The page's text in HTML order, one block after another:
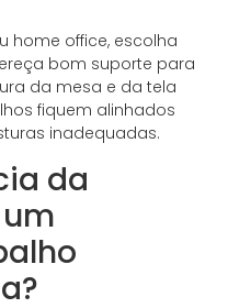
home office, escolha
bom suporte para
da mesa e da tela
fiquem alinhados
inadequadas.
da